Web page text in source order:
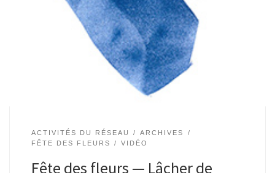
Fête des fleurs — Lâcher de livres Place Gilson (devant la
Maison Haute). Le samedi 28 mai 2016. Lâchers à 14h30 et
16h30 ; ateliers “livres et reliure” toute l’après-midi. Gratuit.
ACTIVITÉS DU RÉSEAU
ARCHIVES
FÊTE DES FLEURS
VIDÉO
Fête des fleurs — Lâcher de